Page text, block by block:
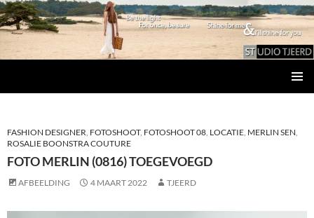
INHOUD
FASHION DESIGNER, FOTOSHOOT, FOTOSHOOT 08, LOCATIE, MERLIN SEN,
ROSALIE BOONSTRA COUTURE
FOTO MERLIN (0816) TOEGEVOEGD
AFBEELDING 4 MAART 2022 TJEERD